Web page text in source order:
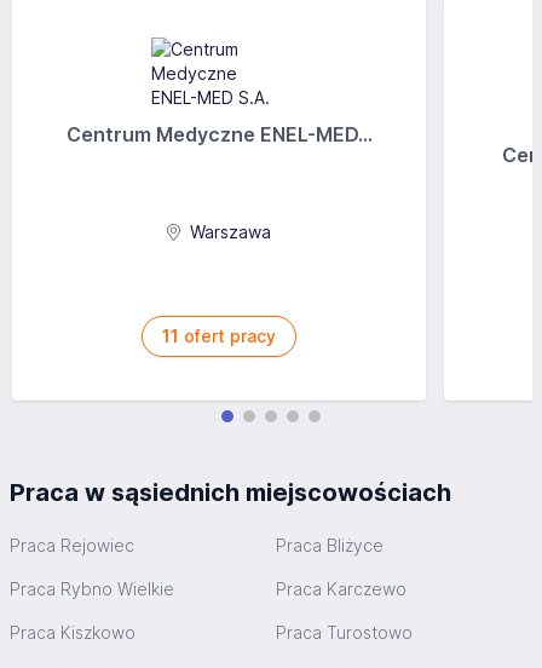
Centrum Medyczne ENEL-MED...
Warszawa
11 ofert pracy
Praca w sąsiednich miejscowościach
Praca Rejowiec Praca Bliżyce
Praca Rybno Wielkie Praca Karczewo
Praca Kiszkowo Praca Turostowo